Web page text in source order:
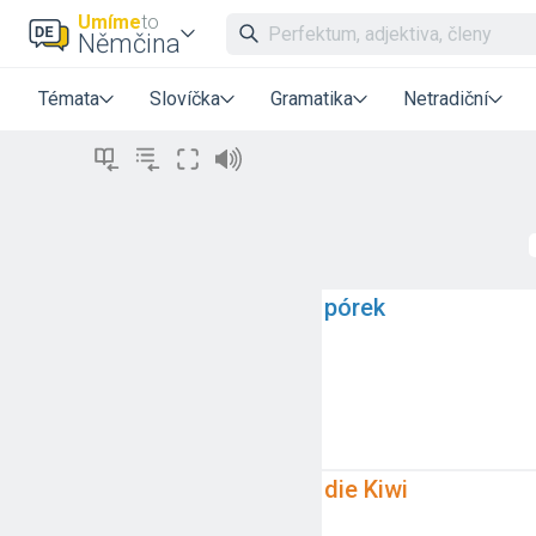
Umímeto
Němčina
Témata Slovíčka Gramatika Netradiční
pórek
die Kiwi